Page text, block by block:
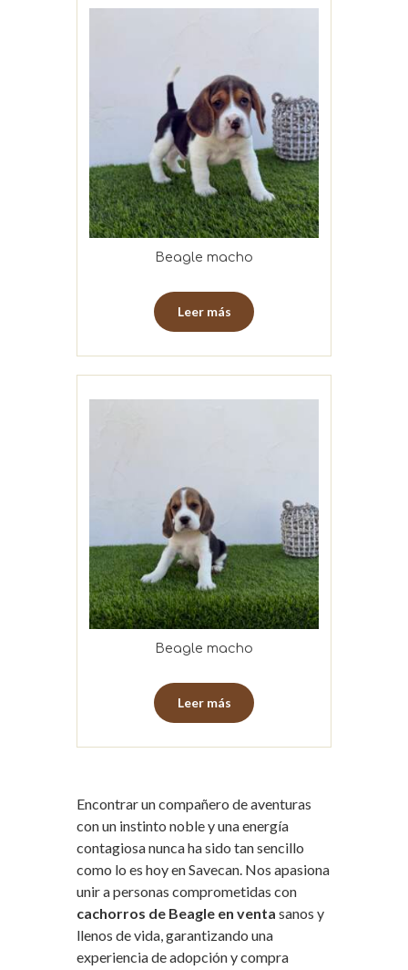
Beagle macho
Leer más
Beagle macho
Leer más
Encontrar un compañero de aventuras
con un instinto noble y una energía
contagiosa nunca ha sido tan sencillo
como lo es hoy en Savecan. Nos apasiona
unir a personas comprometidas con
cachorros de Beagle en venta sanos y
llenos de vida, garantizando una
experiencia de adopción y compra